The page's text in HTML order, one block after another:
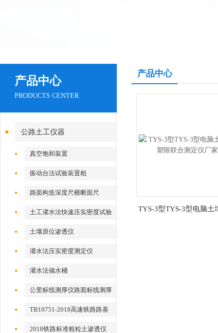
产品中心
PRODUCTS CENTER
公路土工仪器
真空饱和装置
振动台法试验装置粗
路面构造深度尺横断面尺
土工灌水法快速压实密度试验
土壤原位渗透仪
灌水法压实密度测定仪
灌水法储水桶
公里标线测厚仪路面标线测厚
TB10751-2018高速铁路路基
工程2018标准粗粒土渗透仪
2018铁路标准粗粒土渗透仪
产品中心
TYS-3型TYS-3型电脑土